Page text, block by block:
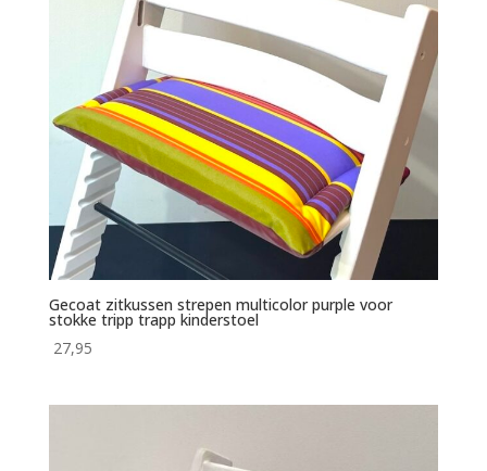
Gecoat zitkussen strepen multicolor purple voor
stokke tripp trapp kinderstoel
27,95